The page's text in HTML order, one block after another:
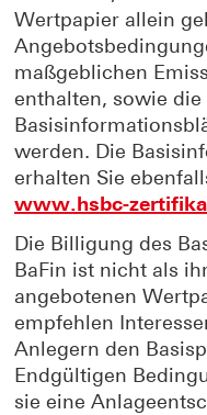
Wertpapier allein
maßgeblichen
enthalten, sowie die
werden. Die
erhalten Sie
www.hsbc-
Die Billigung des
BaFin ist nicht als
angebotenen
empfehlen
Anlegern den
Endgültigen
sie eine